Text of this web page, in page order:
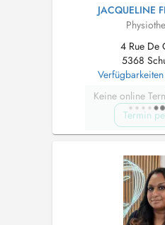
JACQUELINE
4 Rue De
5368
Keine online
Termin